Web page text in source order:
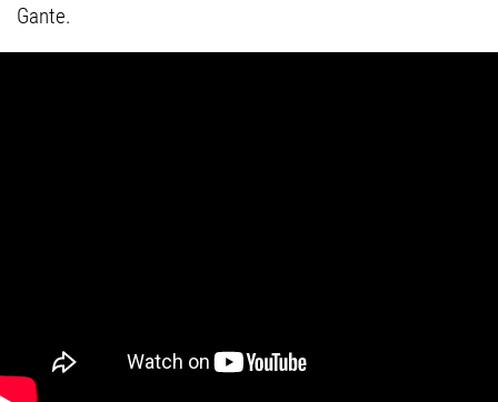
Gante.